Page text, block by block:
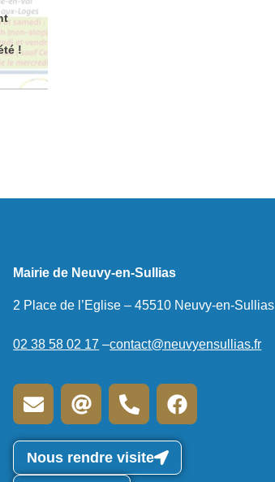
!
Mairie de Neuvy-en-Sullias
2 Place de l’Eglise – 45510 Neuvy-en-Sullias
02 38 58 02 17 –contact@neuvyensullias.fr
Nous rendre visite